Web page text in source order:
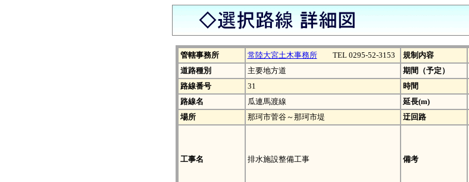
管轄事務所 常陸大宮土木事務所TEL 0295-52-3153 規制内容
道路種別
主要地方道 期間（予定）
路線番号
31 時間
路線名
瓜連馬渡線 延長(m)
場所
那珂市菅谷～那珂市堤 迂回路
工事名 排水施設整備工事 備考